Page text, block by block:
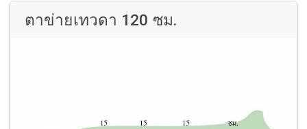
ตาข่ายเทวดา 120 ซม.